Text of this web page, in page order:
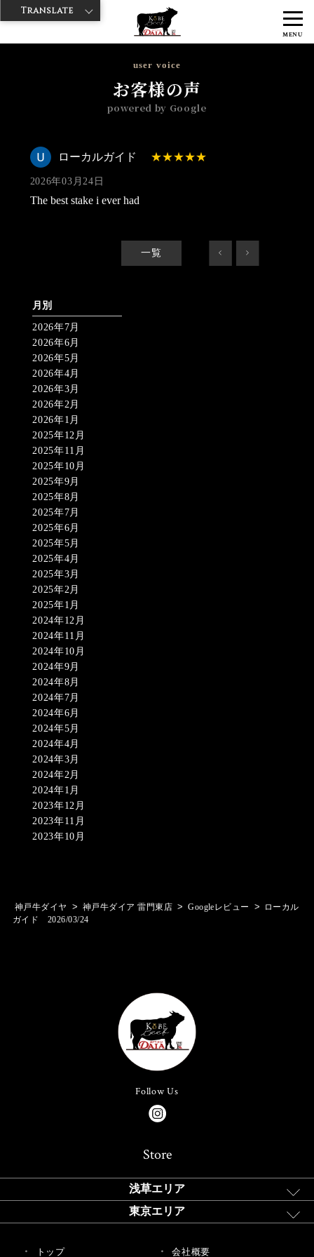
MENU
神戸牛ダイヤ > 神戸牛ダイア 雷門東店
ローカル
user voice
お客様の声
powered by Google
ローカルガイド
2026年03月24日
The best stake i ever had
一覧 < >
月別
2026年7月
2026年6月
2026年5月
2026年4月
2026年3月
2026年2月
2026年1月
2025年12月
2025年11月
2025年10月
2025年9月
2025年8月
2025年7月
2025年6月
2025年5月
2025年4月
2025年3月
2025年2月
2025年1月
2024年12月
2024年11月
2024年10月
2024年9月
2024年8月
2024年7月
2024年6月
2024年5月
2024年4月
2024年3月
2024年2月
2024年1月
2023年12月
2023年11月
2023年10月
神戸牛ダイヤ > 神戸牛ダイア 雷門東店 > Googleレビュー >
ローカル
ガイド 2026/03/24
Follow Us
Store
浅草エリア
東京エリア
トップ 会社概要
Translate